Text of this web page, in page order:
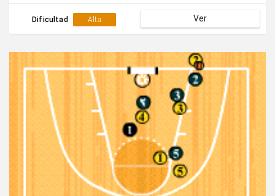
de (5) para lanzamiento extrior.
Dificultad Alta Ver